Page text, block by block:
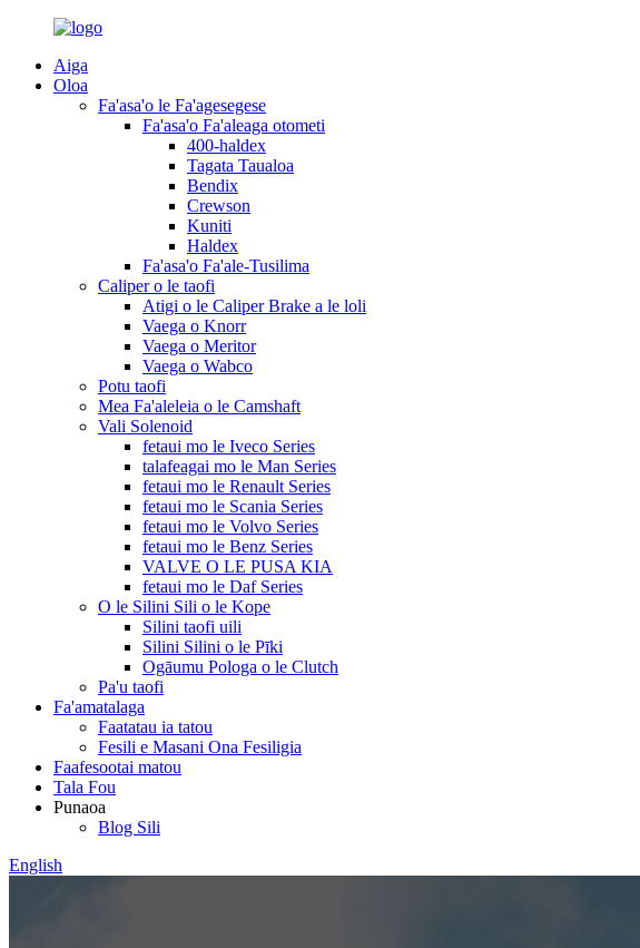
Aiga
Oloa
Fa'asa'o le Fa'agesegese
Fa'asa'o Fa'aleaga otometi
400-haldex
Tagata Taualoa
Bendix
Crewson
Kuniti
Haldex
Fa'asa'o Fa'ale-Tusilima
Caliper o le taofi
Atigi o le Caliper Brake a le loli
Vaega o Knorr
Vaega o Meritor
Vaega o Wabco
Potu taofi
Mea Fa'aleleia o le Camshaft
Vali Solenoid
fetaui mo le Iveco Series
talafeagai mo le Man Series
fetaui mo le Renault Series
fetaui mo le Scania Series
fetaui mo le Volvo Series
fetaui mo le Benz Series
VALVE O LE PUSA KIA
fetaui mo le Daf Series
O le Silini Sili o le Kope
Silini taofi uili
Silini Silini o le Pīki
Ogāumu Pologa o le Clutch
Pa'u taofi
Fa'amatalaga
Faatatau ia tatou
Fesili e Masani Ona Fesiligia
Faafesootai matou
Tala Fou
Punaoa
Blog Sili
English